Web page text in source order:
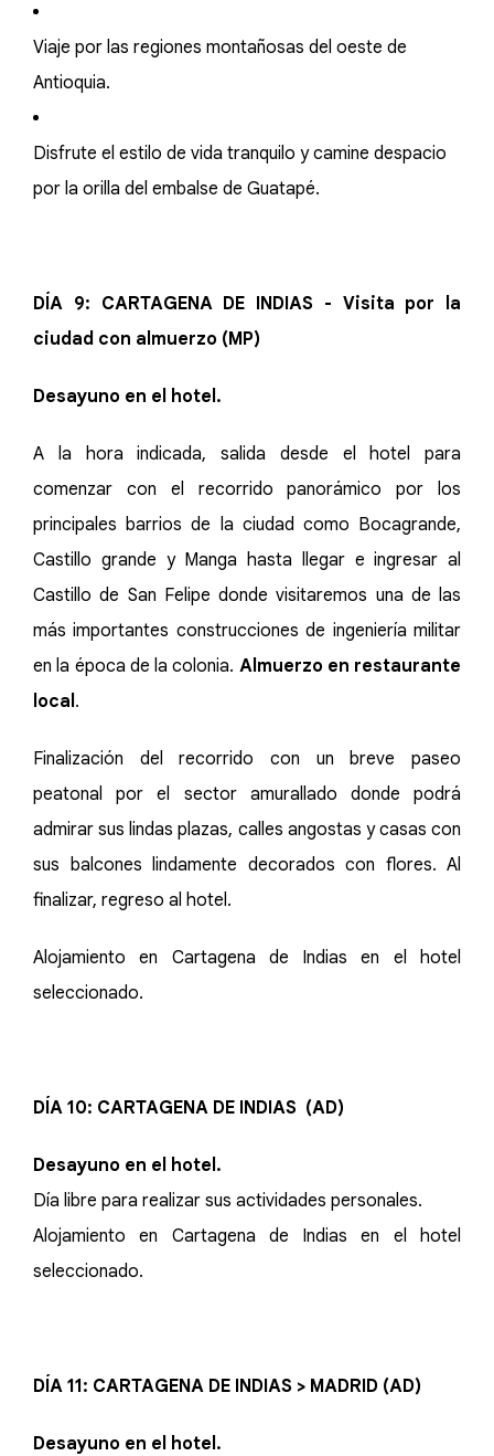
Viaje por las regiones montañosas del oeste de
Antioquia.
Disfrute el estilo de vida tranquilo y camine despacio
por la orilla del embalse de Guatapé.
DÍA 9: CARTAGENA DE INDIAS - Visita por la
ciudad con almuerzo (MP)
Desayuno en el hotel.
A la hora indicada, salida desde el hotel para
comenzar con el recorrido panorámico por los
principales barrios de la ciudad como Bocagrande,
Castillo grande y Manga hasta llegar e ingresar al
Castillo de San Felipe donde visitaremos una de las
más importantes construcciones de ingeniería militar
en la época de la colonia. Almuerzo en restaurante
local.
Finalización del recorrido con un breve paseo
peatonal por el sector amurallado donde podrá
admirar sus lindas plazas, calles angostas y casas con
sus balcones lindamente decorados con flores. Al
finalizar, regreso al hotel.
Alojamiento en Cartagena de Indias en el hotel
seleccionado.
DÍA 10: CARTAGENA DE INDIAS (AD)
Desayuno en el hotel.
Día libre para realizar sus actividades personales.
Alojamiento en Cartagena de Indias en el hotel
seleccionado.
DÍA 11: CARTAGENA DE INDIAS > MADRID (AD)
Desayuno en el hotel.